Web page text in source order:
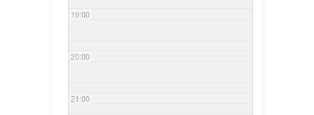
19:00
20:00
21:00